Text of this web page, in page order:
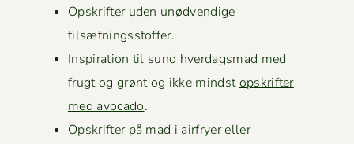
Opskrifter uden unød­vendi­ge
tilsætningsstoffer.
Inspi­ra­tion til sund hverdags­mad med
frugt og grønt og ikke mindstopskrifter
med avo­ca­do.
Opskrifter på mad i air­fry­ereller